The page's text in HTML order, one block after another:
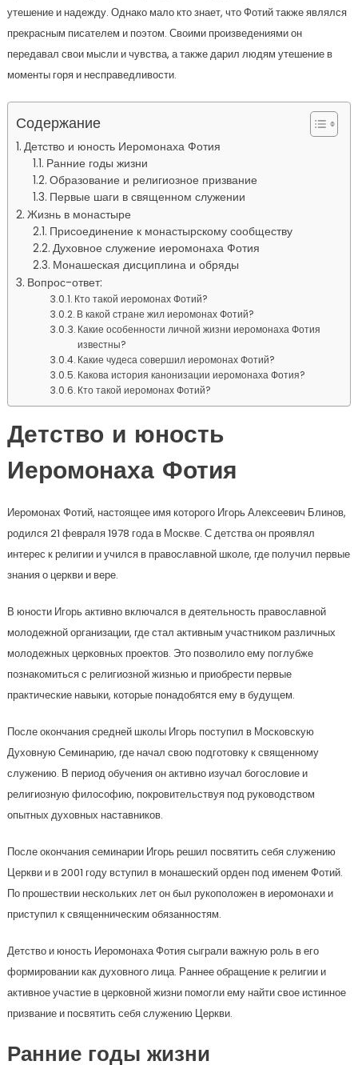
утешение и надежду. Однако мало кто знает, что Фотий также являлся
прекрасным писателем и поэтом. Своими произведениями он
передавал свои мысли и чувства, а также дарил людям утешение в
моменты горя и несправедливости.
Содержание
Детство и юность Иеромонаха Фотия
Ранние годы жизни
Образование и религиозное призвание
Первые шаги в священном служении
Жизнь в монастыре
Присоединение к монастырскому сообществу
Духовное служение иеромонаха Фотия
Монашеская дисциплина и обряды
Вопрос-ответ:
Кто такой иеромонах Фотий?
В какой стране жил иеромонах Фотий?
Какие особенности личной жизни иеромонаха Фотия
известны?
Какие чудеса совершил иеромонах Фотий?
Какова история канонизации иеромонаха Фотия?
Кто такой иеромонах Фотий?
Детство и юность
Иеромонаха Фотия
Иеромонах Фотий, настоящее имя которого Игорь Алексеевич Блинов,
родился 21 февраля 1978 года в Москве. С детства он проявлял
интерес к религии и учился в православной школе, где получил первые
знания о церкви и вере.
В юности Игорь активно включался в деятельность православной
молодежной организации, где стал активным участником различных
молодежных церковных проектов. Это позволило ему поглубже
познакомиться с религиозной жизнью и приобрести первые
практические навыки, которые понадобятся ему в будущем.
После окончания средней школы Игорь поступил в Московскую
Духовную Семинарию, где начал свою подготовку к священному
служению. В период обучения он активно изучал богословие и
религиозную философию, покровительствуя под руководством
опытных духовных наставников.
После окончания семинарии Игорь решил посвятить себя служению
Церкви и в 2001 году вступил в монашеский орден под именем Фотий.
По прошествии нескольких лет он был рукоположен в иеромонахи и
приступил к священническим обязанностям.
Детство и юность Иеромонаха Фотия сыграли важную роль в его
формировании как духовного лица. Раннее обращение к религии и
активное участие в церковной жизни помогли ему найти свое истинное
призвание и посвятить себя служению Церкви.
Ранние годы жизни